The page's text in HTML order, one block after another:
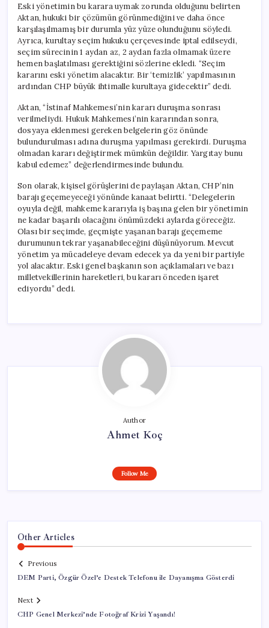
Eski yönetimin bu karara uymak zorunda olduğunu belirten
Aktan, hukuki bir çözümün görünmediğini ve daha önce
karşılaşılmamış bir durumla yüz yüze olunduğunu söyledi.
Ayrıca, kurultay seçim hukuku çerçevesinde iptal edilseydi,
seçim sürecinin 1 aydan az, 2 aydan fazla olmamak üzere
hemen başlatılması gerektiğini sözlerine ekledi. “Seçim
kararını eski yönetim alacaktır. Bir ‘temizlik’ yapılmasının
ardından CHP büyük ihtimalle kurultaya gidecektir” dedi.
Aktan, “İstinaf Mahkemesi’nin kararı duruşma sonrası
verilmeliydi. Hukuk Mahkemesi’nin kararından sonra,
dosyaya eklenmesi gereken belgelerin göz önünde
bulundurulması adına duruşma yapılması gerekirdi. Duruşma
olmadan kararı değiştirmek mümkün değildir. Yargıtay bunu
kabul edemez” değerlendirmesinde bulundu.
Son olarak, kişisel görüşlerini de paylaşan Aktan, CHP’nin
barajı geçemeyeceği yönünde kanaat belirtti. “Delegelerin
oyuyla değil, mahkeme kararıyla iş başına gelen bir yönetimin
ne kadar başarılı olacağını önümüzdeki aylarda göreceğiz.
Olası bir seçimde, geçmişte yaşanan barajı geçememe
durumunun tekrar yaşanabileceğini düşünüyorum. Mevcut
yönetim ya mücadeleye devam edecek ya da yeni bir partiyle
yol alacaktır. Eski genel başkanın son açıklamaları ve bazı
milletvekillerinin hareketleri, bu kararı önceden işaret
ediyordu” dedi.
Author
Ahmet Koç
Follow Me
Other Articles
Previous
DEM Parti, Özgür Özel’e Destek Telefonu ile Dayanışma Gösterdi
Next
CHP Genel Merkezi’nde Fotoğraf Krizi Yaşandı!